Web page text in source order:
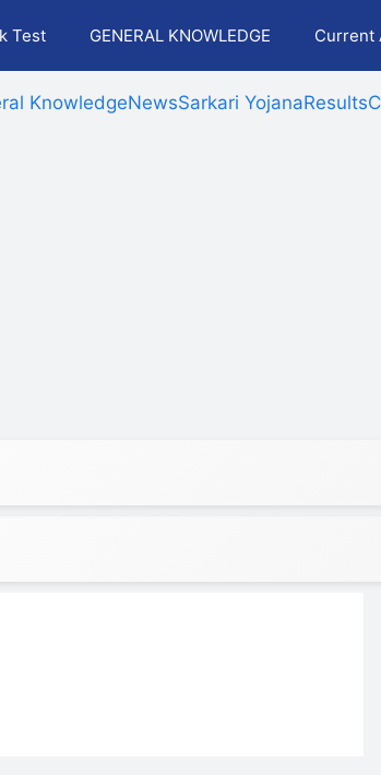
Test GENERAL KNOWLEDGE Current
KnowledgeNewsSarkari YojanaResults